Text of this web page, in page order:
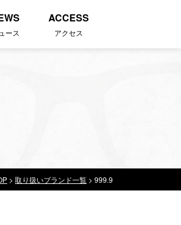
ース
ACCESS
アクセス
> 取り扱いブランド一覧 > 999.9